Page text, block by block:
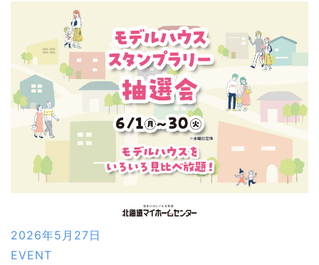
2026年5月27日
EVENT